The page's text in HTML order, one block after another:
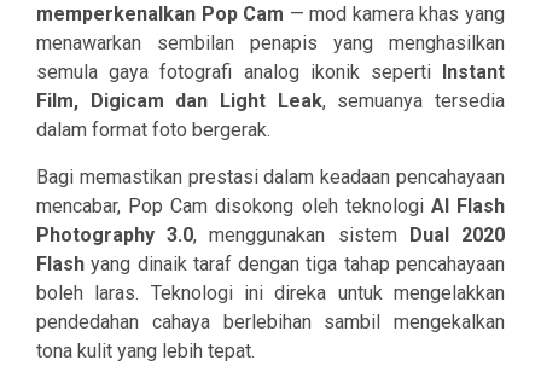
memperkenalkan Pop Cam — mod kamera khas yang
menawarkan sembilan penapis yang menghasilkan
semula gaya fotografi analog ikonik seperti Instant
Film, Digicam dan Light Leak, semuanya tersedia
dalam format foto bergerak.
Bagi memastikan prestasi dalam keadaan pencahayaan
mencabar, Pop Cam disokong oleh teknologi AI Flash
Photography 3.0, menggunakan sistem Dual 2020
Flash yang dinaik taraf dengan tiga tahap pencahayaan
boleh laras. Teknologi ini direka untuk mengelakkan
pendedahan cahaya berlebihan sambil mengekalkan
tona kulit yang lebih tepat.